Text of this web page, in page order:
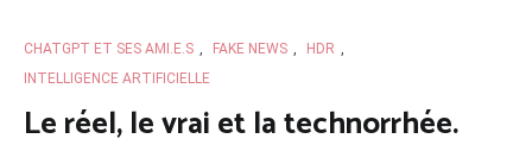
CHATGPT ET SES AMI.E.S FAKE NEWS HDR
INTELLIGENCE ARTIFICIELLE
Le réel, le vrai et la technorrhée.